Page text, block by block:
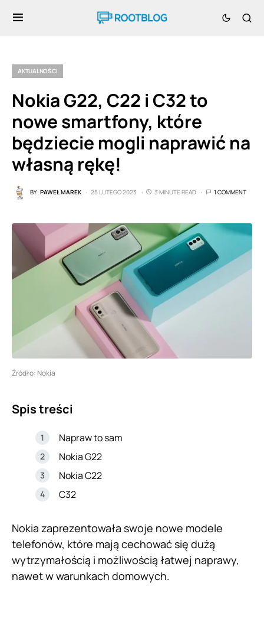
AKTUALNOŚCI
Nokia G22, C22 i C32 to
nowe smartfony, które
będziecie mogli naprawić na
własną rękę!
BY PAWEŁ MAREK 25 LUTEGO 2023 3 MINUTE READ 1 COMMENT
Źródło: Nokia
Spis treści
Napraw to sam
Nokia G22
Nokia C22
C32
Nokia zaprezentowała swoje nowe modele
telefonów, które mają cechować się dużą
wytrzymałością i możliwością łatwej naprawy,
nawet w warunkach domowych.